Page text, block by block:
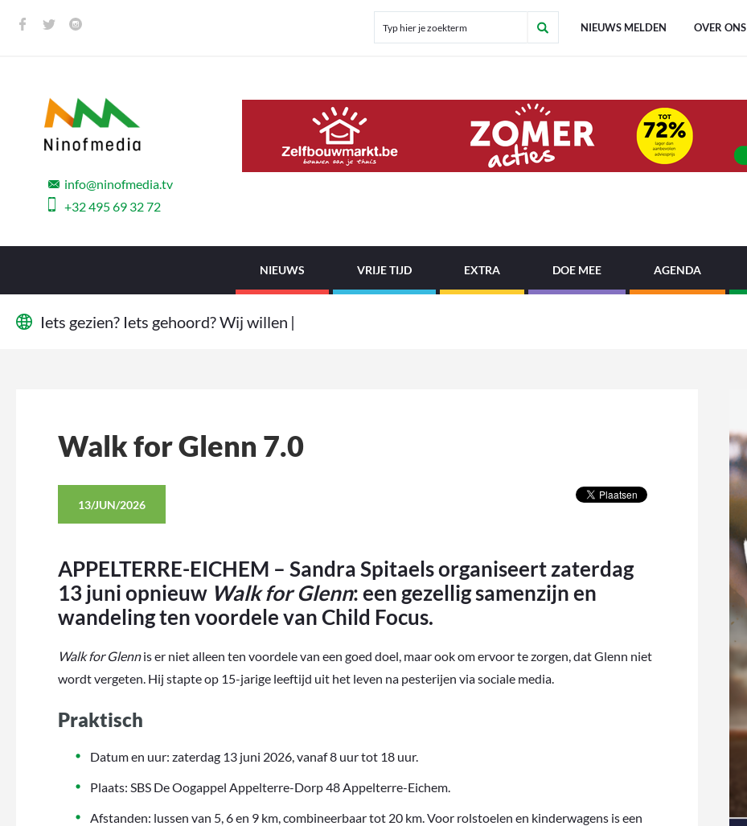
NIEUWS MELDEN OVER ONS
info@ninofmedia.tv
+32 495 69 32 72
NIEUWS VRIJE TIJD EXTRA DOE MEE AGENDA
Iets gezien? Iets gehoord?Wij willen h
Walk for Glenn 7.0
13/JUN/2026
APPELTERRE-EICHEM – Sandra Spitaels organiseert zaterdag
13 juni opnieuw Walk for Glenn: een gezellig samenzijn en
wandeling ten voordele van Child Focus.
Walk for Glennis er niet alleen ten voordele van een goed doel, maar ook om ervoor te zorgen, dat Glenn niet
wordt vergeten. Hij stapte op 15-jarige leeftijd uit het leven na pesterijen via sociale media.
Praktisch
Datum en uur: zaterdag 13 juni 2026, vanaf 8 uur tot 18 uur.
Plaats: SBS De Oogappel Appelterre-Dorp 48 Appelterre-Eichem.
Afstanden: lussen van 5, 6 en 9 km, combineerbaar tot 20 km. Voor rolstoelen en kinderwagens is een